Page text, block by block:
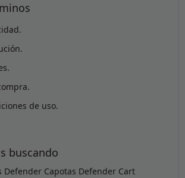
de uso.
buscando
Defender Capotas Defender Cart